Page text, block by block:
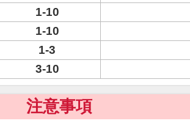
1-10
1-10
1-3
3-10
注意事項